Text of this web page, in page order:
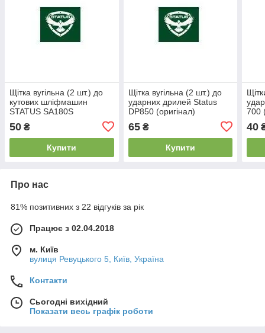
Щітка вугільна (2 шт.) до
кутових шліфмашин
STATUS SA180S
50 ₴
Купити
Щітка вугільна (2 шт.) до
ударних дрилей Status
DP850 (оригінал)
65₴
Купити
700
40
Про нас
81% позитивних з 22 відгуків за рік
Працює з 02.04.2018
м. Київ
вулиця Ревуцького 5, Київ, Україна
Контакти
Сьогодні вихідний
Показати весь графік роботи